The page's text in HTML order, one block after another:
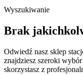
Wyszukiwanie
Brak
Odwiedź nasz sklep
znajdziesz szeroki
skorzystasz z